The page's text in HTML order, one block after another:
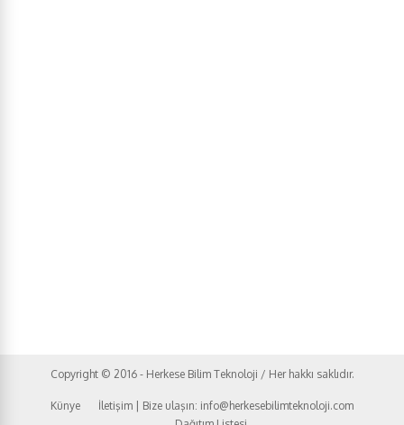
Copyright © 2016 - Herkese Bilim Teknoloji / Her hakkı saklıdır.
Künye
İletişim | Bize ulaşın: info@herkesebilimteknoloji.com